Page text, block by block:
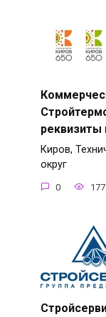
реквизиты
Киров,
округ
0 177